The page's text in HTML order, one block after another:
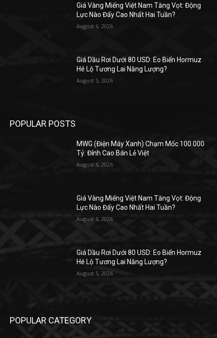
Giá Vàng Miếng Việt Nam Tăng Vọt: Động
Lực Nào Đẩy Cao Nhất Hai Tuần?
August 6, 2026
Giá Dầu Rơi Dưới 80 USD: Eo Biển Hormuz
Hé Lộ Tương Lai Năng Lượng?
August 5, 2026
POPULAR POSTS
MWG (Điện Máy Xanh) Chạm Mốc 100.000
Tỷ: Đỉnh Cao Bán Lẻ Việt
August 6, 2026
Giá Vàng Miếng Việt Nam Tăng Vọt: Động
Lực Nào Đẩy Cao Nhất Hai Tuần?
August 6, 2026
Giá Dầu Rơi Dưới 80 USD: Eo Biển Hormuz
Hé Lộ Tương Lai Năng Lượng?
August 5, 2026
POPULAR CATEGORY